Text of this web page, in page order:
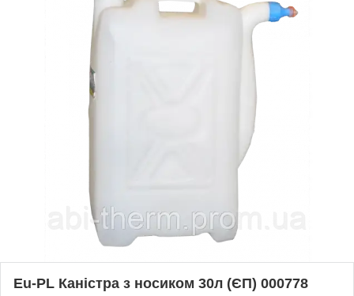
Eu-PL Каністра з носиком 30л (ЄП) 000778